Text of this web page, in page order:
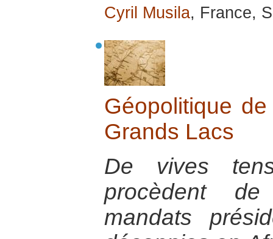
Cyril Musila, France,
Géopolitique
Grands Lacs
De vives
procèdent
mandats